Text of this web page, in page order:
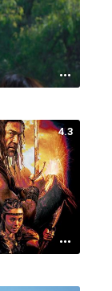
4.3